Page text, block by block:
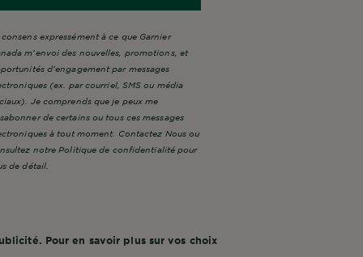
consens expressément à ce que Garnier
m’envoi des nouvelles, promotions, et
d’engagement par messages
(ex. par courriel, SMS ou média
Je comprends que je peux me
de certains ou tous ces messages
à tout moment. Contactez Nous ou
notre Politique de confidentialité pour
de détail.
Pour en savoir plus sur vos choix